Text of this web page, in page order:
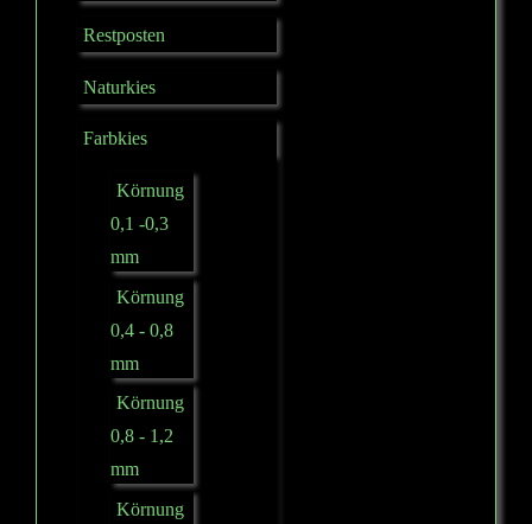
Restposten
Naturkies
Farbkies
Körnung
0,1 -0,3
mm
Körnung
0,4 - 0,8
mm
Körnung
0,8 - 1,2
mm
Körnung